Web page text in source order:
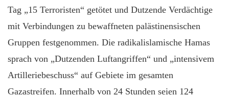
Tag „15 Terroristen“ getötet und Dutzende Verdächtige
mit Verbindungen zu bewaffneten palästinensischen
Gruppen festgenommen. Die radikalislamische Hamas
sprach von „Dutzenden Luftangriffen“ und „intensivem
Artilleriebeschuss“ auf Gebiete im gesamten
Gazastreifen. Innerhalb von 24 Stunden seien 124